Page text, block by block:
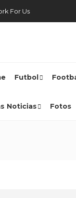
For Us
Futbol
Noticias Fotos